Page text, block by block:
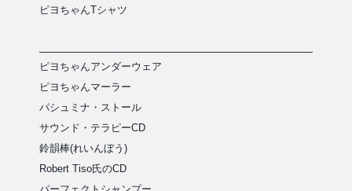
ピヨちゃんTシャツ
ピヨちゃんアンダーウェア
ピヨちゃんマーラー
パシュミナ・ストール
サウンド・テラピーCD
鈴韻棒(れいんぼう)
Robert Tiso氏のCD